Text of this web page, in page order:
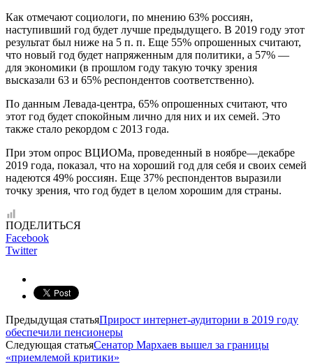
Как отмечают социологи, по мнению 63% россиян,
наступивший год будет лучше предыдущего. В 2019 году этот
результат был ниже на 5 п. п. Еще 55% опрошенных считают,
что новый год будет напряженным для политики, а 57% —
для экономики (в прошлом году такую точку зрения
высказали 63 и 65% респондентов соответственно).
По данным Левада-центра, 65% опрошенных считают, что
этот год будет спокойным лично для них и их семей. Это
также стало рекордом с 2013 года.
При этом опрос ВЦИОМа, проведенный в ноябре—декабре
2019 года, показал, что на хороший год для себя и своих семей
надеются 49% россиян. Еще 37% респондентов выразили
точку зрения, что год будет в целом хорошим для страны.
ПОДЕЛИТЬСЯ
Facebook
Twitter
Предыдущая статьяПрирост интернет-аудитории в 2019 году
обеспечили пенсионеры
Следующая статьяСенатор Мархаев вышел за границы
«приемлемой критики»